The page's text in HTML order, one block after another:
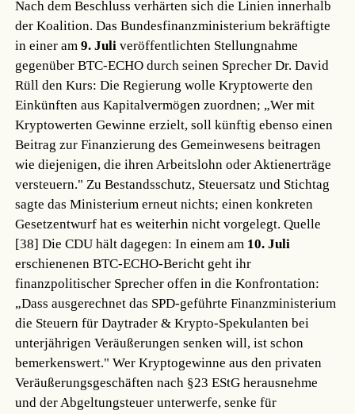
Nach dem Beschluss verhärten sich die Linien innerhalb
der Koalition. Das Bundesfinanzministerium bekräftigte
in einer am9. Juli veröffentlichten Stellungnahme
gegenüber BTC-ECHO durch seinen Sprecher Dr. David
Rüll den Kurs: Die Regierung wolle Kryptowerte den
Einkünften aus Kapitalvermögen zuordnen; „Wer mit
Kryptowerten Gewinne erzielt, soll künftig ebenso einen
Beitrag zur Finanzierung des Gemeinwesens beitragen
wie diejenigen, die ihren Arbeitslohn oder Aktienerträge
versteuern." Zu Bestandsschutz, Steuersatz und Stichtag
sagte das Ministerium erneut nichts; einen konkreten
Gesetzentwurf hat es weiterhin nicht vorgelegt.Quelle
[38] Die CDU hält dagegen: In einem am 10. Juli
erschienenen BTC-ECHO-Bericht geht ihr
finanzpolitischer Sprecher offen in die Konfrontation:
„Dass ausgerechnet das SPD-geführte Finanzministerium
die Steuern für Daytrader & Krypto-Spekulanten bei
unterjährigen Veräußerungen senken will, ist schon
bemerkenswert." Wer Kryptogewinne aus den privaten
Veräußerungsgeschäften nach §23 EStG herausnehme
und der Abgeltungsteuer unterwerfe, senke für